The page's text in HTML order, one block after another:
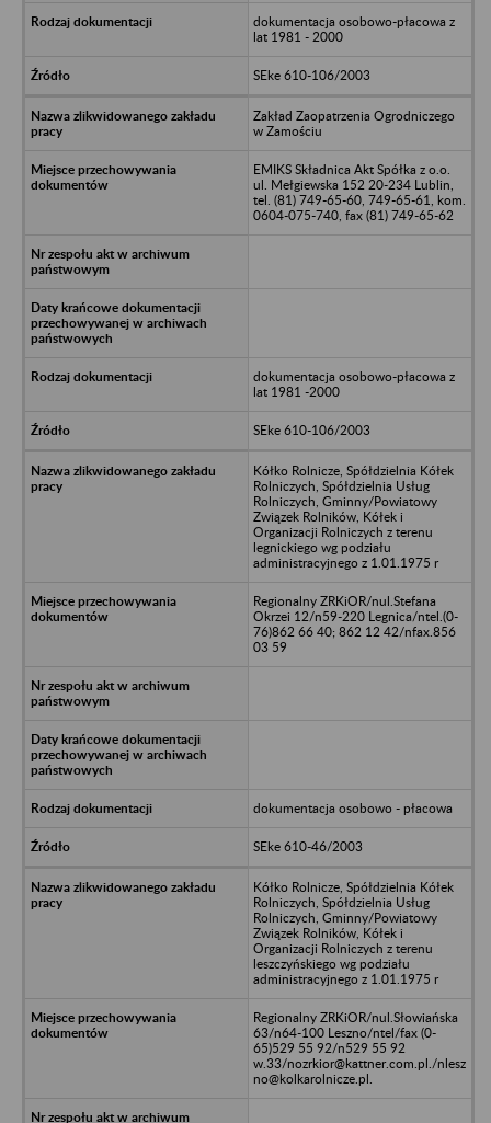
dokumentacja osobowo-płacowa z
lat 1981 - 2000
SEke 610-106/2003
Zakład Zaopatrzenia Ogrodniczego
w Zamościu
EMIKS Składnica Akt Spółka z o.o.
ul. Mełgiewska 152 20-234 Lublin,
tel. (81) 749-65-60, 749-65-61, kom.
0604-075-740, fax (81) 749-65-62
dokumentacja osobowo-płacowa z
lat 1981 -2000
SEke 610-106/2003
Kółko Rolnicze, Spółdzielnia Kółek
Rolniczych, Spółdzielnia Usług
Rolniczych, Gminny/Powiatowy
Związek Rolników, Kółek i
Organizacji Rolniczych z terenu
legnickiego wg podziału
administracyjnego z 1.01.1975 r
Regionalny ZRKiOR/nul.Stefana
Okrzei 12/n59-220 Legnica/ntel.(0-
76)862 66 40; 862 12 42/nfax.856
03 59
dokumentacja osobowo - płacowa
SEke 610-46/2003
Kółko Rolnicze, Spółdzielnia Kółek
Rolniczych, Spółdzielnia Usług
Rolniczych, Gminny/Powiatowy
Związek Rolników, Kółek i
Organizacji Rolniczych z terenu
leszczyńskiego wg podziału
administracyjnego z 1.01.1975 r
Regionalny ZRKiOR/nul.Słowiańska
63/n64-100 Leszno/ntel/fax (0-
65)529 55 92/n529 55 92
w.33/nozrkior@kattner.com.pl./nlesz
no@kolkarolnicze.pl.